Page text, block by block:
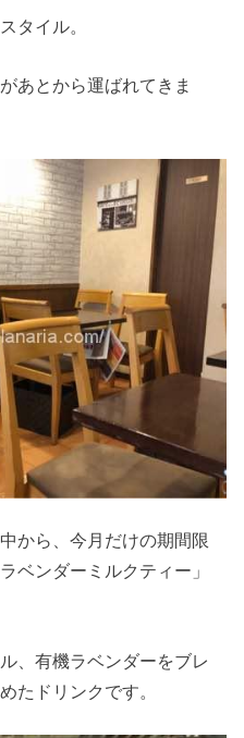
タイル。
あとから運ばれてきま
から、今月だけの期間限
ベンダーミルクティー」
、有機ラベンダーをブレ
たドリンクです。